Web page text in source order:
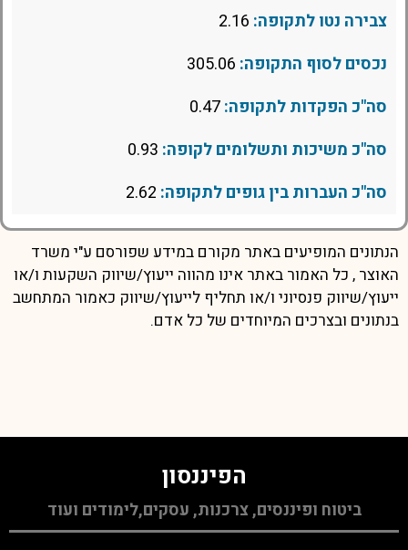
צבירה נטו לתקופה:
נכסים לסוף התקופה:
סה"כ הפקדות לתקופה:
סה"כ משיכות ותשלומים לקופה:
סה"כ העברות בין גופים לתקופה:
הנתונים המופיעים באתר מקורם במידע שפורסם ע"י משרד
האוצר , כל האמור באתר אינו מהווה ייעוץ/שיווק השקעות ו/או
ייעוץ/שיווק פנסיוני ו/או תחליף לייעוץ/שיווק כאמור המתחשב
בנתונים ובצרכים המיוחדים של כל אדם.
הפיננסון
ביטוח ופיננסים, צרכנות, עסקים,לימודים ועוד